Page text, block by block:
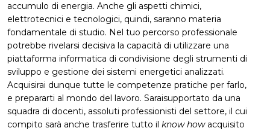
accumulo di energia. Anche gli aspetti chimici,
elettrotecnici e tecnologici, quindi, saranno materia
fondamentale di studio. Nel tuo percorso professionale
potrebbe rivelarsi decisiva la capacità di utilizzare una
piattaforma informatica di condivisione degli strumenti di
sviluppo e gestione dei sistemi energetici analizzati.
Acquisirai dunque tutte le competenze pratiche per farlo,
e prepararti al mondo del lavoro. Saraisupportato da una
squadra di docenti, assoluti professionisti del settore, il cui
compito sarà anche trasferire tutto il know howacquisito